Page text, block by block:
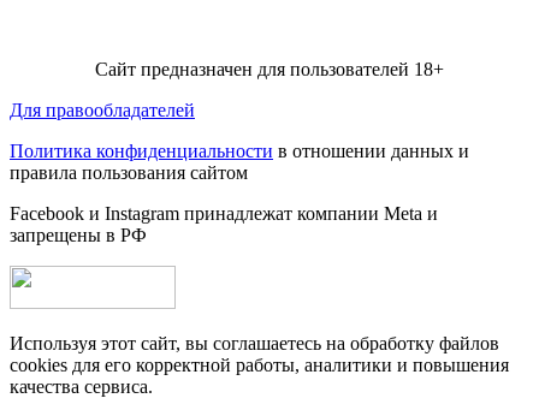
Сайт предназначен для пользователей 18+
Для правообладателей
Политика конфиденциальности в отношении данных и
правила пользования сайтом
Facebook и Instagram принадлежат компании Metа и
запрещены в РФ
Используя этот сайт, вы соглашаетесь на обработку файлов
cookies для его корректной работы, аналитики и повышения
качества сервиса.